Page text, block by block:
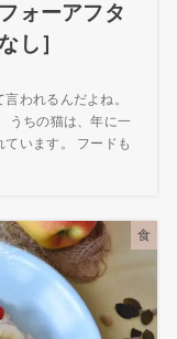
ォーアフタ
し］
われるんだよね。
うちの猫は、年に一
ています。 フードも
食